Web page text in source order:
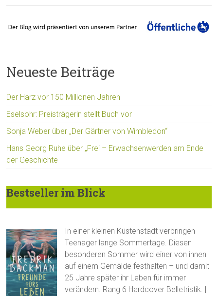
Neueste Beiträge
Der Harz vor 150 Millionen Jahren
Eselsohr: Preisträgerin stellt Buch vor
Sonja Weber über „Der Gärtner von Wimbledon“
Hans Georg Ruhe über „Frei – Erwachsenwerden am Ende
der Geschichte
Bestseller im Blick
In einer kleinen Küstenstadt verbringen
Teenager lange Sommertage. Diesen
besonderen Sommer wird einer von ihnen
auf einem Gemälde festhalten – und damit
25 Jahre später ihr Leben für immer
verändern. Rang 6 Hardcover Belletristik. |